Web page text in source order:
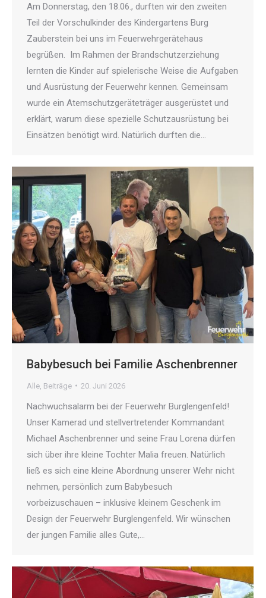
Am Donnerstag, den 18.06., durften wir den zweiten
Teil der Vorschulkinder des Kindergartens Burg
Zauberstein bei uns im Feuerwehrgerätehaus
begrüßen. Im Rahmen der Brandschutzerziehung
lernten die Kinder auf spielerische Weise die Aufgaben
und Ausrüstung der Feuerwehr kennen. Gemeinsam
wurde ein Atemschutzgeräteträger ausgerüstet und
erklärt, warum diese spezielle Schutzausrüstung bei
Einsätzen benötigt wird. Natürlich durften die…
Babybesuch bei Familie Aschenbrenner
Alle Beiträge 20. Juni 2026
Nachwuchsalarm bei der Feuerwehr Burglengenfeld!
Unser Kamerad und stellvertretender Kommandant
Michael Aschenbrenner und seine Frau Lorena dürfen
sich über ihre kleine Tochter Malia freuen. Natürlich
ließ es sich eine kleine Abordnung unserer Wehr nicht
nehmen, persönlich zum Babybesuch
vorbeizuschauen – inklusive kleinem Geschenk im
Design der Feuerwehr Burglengenfeld. Wir wünschen
der jungen Familie alles Gute,…